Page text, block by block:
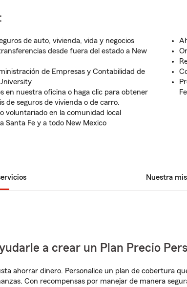
de auto, vivienda, vida y negocios
desde fuera del estado a New
de Empresas y Contabilidad de
en nuestra oficina o haga clic para obtener
de seguros de vivienda o de carro.
voluntariado en la comunidad local
Santa Fe y a todo New Mexico
Fe
Nuestra
a crear un Plan Precio
ahorrar dinero. Personalice un plan de cobertura
Con recompensas por manejar de manera